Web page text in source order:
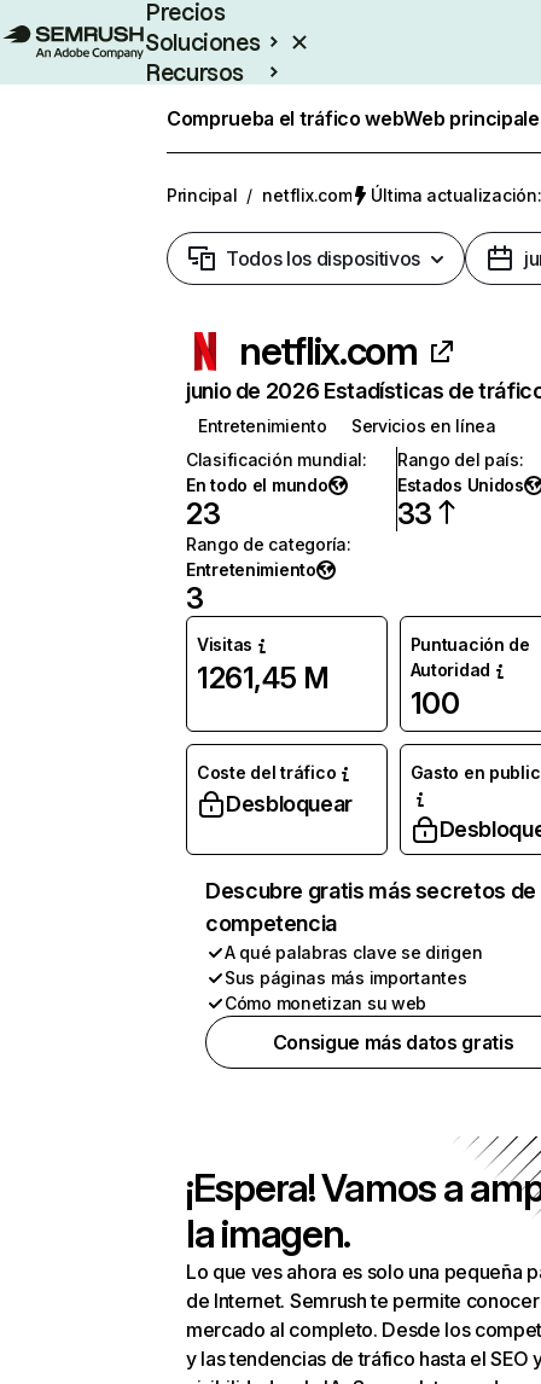
Precios
Soluciones
Recursos
Comprueba el tráfico webWeb
Principal / netflix.com Última
Todos los dispositivos
netflix.com
junio de 2026 Estadísticas de
Entretenimiento
Servicios en línea
Clasificación mundial:
En todo el mundo
23
Rango del país:
Estados Unidos
33
Rango de categoría:
Entretenimiento
3
Visitas
1261,45 M
Puntuación de
Autoridad
100
Coste del tráfico
Desbloquear
Gasto en
Descubre gratis más secretos de
competencia
A qué palabras clave se dirigen
Sus páginas más importantes
Cómo monetizan su web
Consigue más datos gratis
¡Espera! Vamos a
la imagen.
Lo que ves ahora es solo una pequeña
de Internet. Semrush te permite
mercado al completo. Desde los
y las tendencias de tráfico hasta el SEO